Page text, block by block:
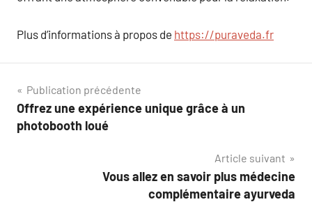
Plus d’informations à propos de https://puraveda.fr
Navigation
de
Publication précédente
Offrez une expérience unique grâce à un
photobooth loué
Article suivant
Vous allez en savoir plus médecine
complémentaire ayurveda